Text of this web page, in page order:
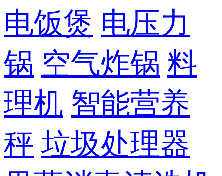
电饭煲 电压力
锅 空气炸锅 料
理机 智能营养
秤 垃圾处理器